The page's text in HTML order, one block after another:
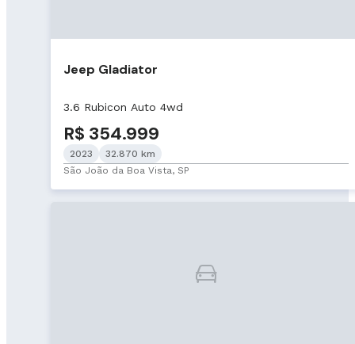
Jeep Gladiator
3.6 Rubicon Auto 4wd
R$ 354.999
2023
32.870 km
São João da Boa Vista, SP